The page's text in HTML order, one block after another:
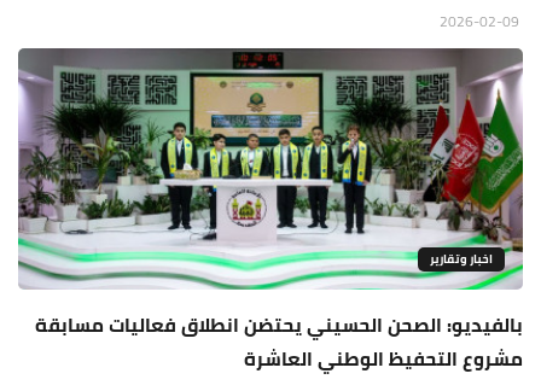
اخبار وتقارير
بالفيديو: الصحن الحسيني يحتضن انطلاق فعاليات مسابقة
مشروع التحفيظ الوطني العاشرة